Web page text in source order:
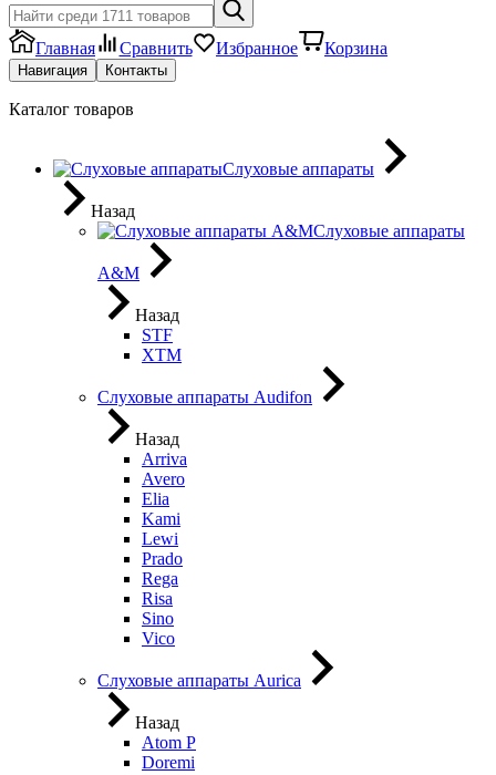
Главная Сравнить Избранное Корзина
Навигация Контакты
Каталог товаров
Слуховые аппараты
Назад
Слуховые аппараты
A&M
Назад
STF
XTM
Слуховые аппараты Audifon
Назад
Arriva
Avero
Elia
Kami
Lewi
Prado
Rega
Risa
Sino
Vico
Слуховые аппараты Aurica
Назад
Atom P
Doremi